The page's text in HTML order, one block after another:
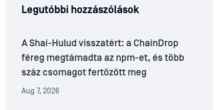
Legutóbbi hozzászólások
A Shai-Hulud visszatért: a ChainDrop
féreg megtámadta az npm-et, és több
száz csomagot fertőzött meg
Aug 7, 2026